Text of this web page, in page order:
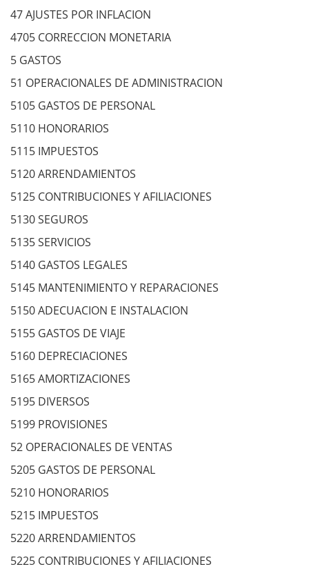
47 AJUSTES POR INFLACION
4705 CORRECCION MONETARIA
5 GASTOS
51 OPERACIONALES DE ADMINISTRACION
5105 GASTOS DE PERSONAL
5110 HONORARIOS
5115 IMPUESTOS
5120 ARRENDAMIENTOS
5125 CONTRIBUCIONES Y AFILIACIONES
5130 SEGUROS
5135 SERVICIOS
5140 GASTOS LEGALES
5145 MANTENIMIENTO Y REPARACIONES
5150 ADECUACION E INSTALACION
5155 GASTOS DE VIAJE
5160 DEPRECIACIONES
5165 AMORTIZACIONES
5195 DIVERSOS
5199 PROVISIONES
52 OPERACIONALES DE VENTAS
5205 GASTOS DE PERSONAL
5210 HONORARIOS
5215 IMPUESTOS
5220 ARRENDAMIENTOS
5225 CONTRIBUCIONES Y AFILIACIONES